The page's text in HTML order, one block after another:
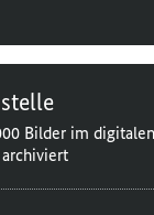
Bilder im